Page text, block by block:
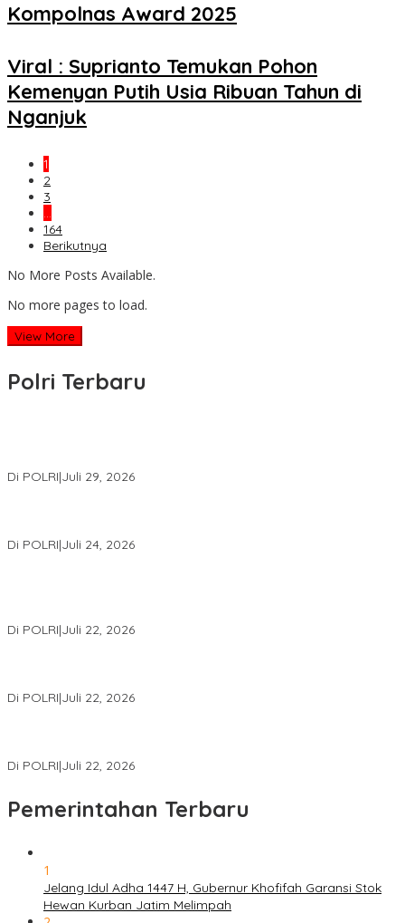
Kompolnas Award 2025
Viral : Suprianto Temukan Pohon
Kemenyan Putih Usia Ribuan Tahun di
Nganjuk
1
2
3
…
164
Berikutnya
No More Posts Available.
No more pages to load.
View More
Polri Terbaru
Di POLRI|Juli 29, 2026
Di POLRI|Juli 24, 2026
Di POLRI|Juli 22, 2026
Di POLRI|Juli 22, 2026
Di POLRI|Juli 22, 2026
Pemerintahan Terbaru
1
Jelang Idul Adha 1447 H, Gubernur Khofifah Garansi Stok
Hewan Kurban Jatim Melimpah